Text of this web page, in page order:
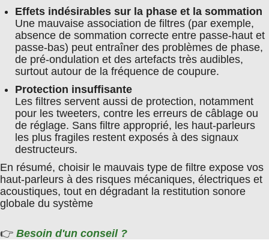
Effets indésirables sur la phase et la sommation
Une mauvaise association de filtres (par exemple,
absence de sommation correcte entre passe-haut et
passe-bas) peut entraîner des problèmes de phase,
de pré-ondulation et des artefacts très audibles,
surtout autour de la fréquence de coupure.
Protection insuffisante
Les filtres servent aussi de protection, notamment
pour les tweeters, contre les erreurs de câblage ou
de réglage. Sans filtre approprié, les haut-parleurs
les plus fragiles restent exposés à des signaux
destructeurs.
En résumé, choisir le mauvais type de filtre expose vos
haut-parleurs à des risques mécaniques, électriques et
acoustiques, tout en dégradant la restitution sonore
globale du système
👉 Besoin d'un conseil ?